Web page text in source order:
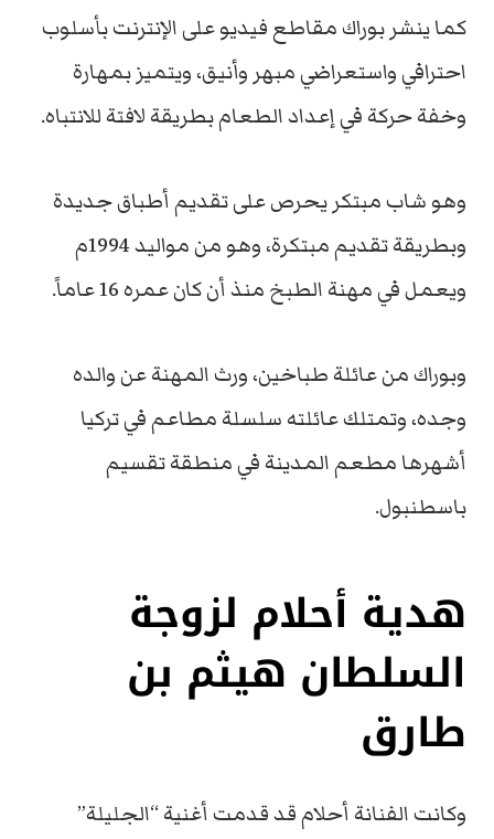
كما ينشر بوراك مقاطع فيديو على الإنترنت بأسلوب
احترافي واستعراضي مبهر وأنيق، ويتميز بمهارة
وخفة حركة في إعداد الطعام بطريقة لافتة للانتباه.
وهو شاب مبتكر يحرص على تقديم أطباق جديدة
وبطريقة تقديم مبتكرة، وهو من مواليد 1994م
ويعمل في مهنة الطبخ منذ أن كان عمره 16 عاماً.
وبوراك من عائلة طباخين، ورث المهنة عن والده
وجده، وتمتلك عائلته سلسلة مطاعم في تركيا
أشهرها مطعم المدينة في منطقة تقسيم
باسطنبول.
هدية أحلام لزوجة
السلطان هيثم بن
طارق
وكانت الفنانة أحلام قد قدمت أغنية “الجليلة”